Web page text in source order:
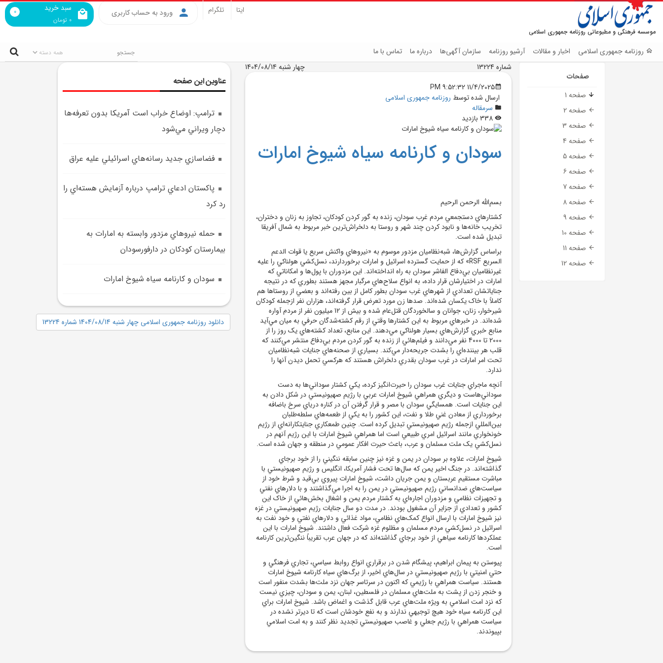
موسسه فرهنگی و مطبوعاتی روزنامه جمهوری اسلامی
سبد خرید
0 تومان
0 ورود به حساب کاربری ایتا تلگرام
روزنامه جمهوری اسلامی اخبار و مقالات آرشیو روزنامه سازمان آگهی‌ها درباره ما تماس با ما
صفحات
صفحه 1
صفحه 2
صفحه 3
صفحه 4
صفحه 5
صفحه 6
صفحه 7
صفحه 8
صفحه 9
صفحه 10
صفحه 11
صفحه 12
شماره 13224
چهار شنبه 1404/08/14
11/4/2025 9:52:32 PM
ارسال شده توسط روزنامه جمهوری اسلامی
سرمقاله
سودان و کارنامه سياه شيوخ امارات
بسم‌الله الرحمن الرحيم
کشتارهاي دستجمعي مردم غرب سودان، زنده به گور کردن کودکان، تجاوز به زنان و دختران،
تخريب خانه‌ها و نابود کردن چند شهر و روستا به دلخراش‌ترين خبر مربوط به شمال آفريقا
تبديل شده است.
براساس گزارش‌ها، شبه‌نظاميان مزدور موسوم به «نيروهاي واکنش سريع يا قوات الدعم
السريعRSF» که از حمايت گسترده اسرائيل و امارات برخوردارند، نسل‌کشي هولناکي را عليه
غيرنظاميان بي‌دفاع الفاشر سودان به راه انداخته‌اند. اين مزدوران با پول‌ها و امکاناتي که
امارات در اختيارشان قرار داده، به انواع سلاح‌هاي مرگبار مجهز هستند بطوري که در نتيجه
جناياتشان تعدادي از شهرهاي غرب سودان بطور کامل از بين رفته‌اند و بعضي از روستاها هم
کاملاً با خاک يکسان شده‌اند. صدها زن مورد تعرض قرار گرفته‌اند، هزاران نفر ازجمله کودکان
شيرخوار، زنان، جوانان و سالخوردگان قتل‌عام شده و بيش از 12 ميليون نفر از مردم آواره
شده‌اند. در خبرهاي مربوط به اين کشتارها وقتي از رقم کشته‌شدگان حرفي به ميان مي‌آيد
منابع خبري گزارش‌هاي بسيار هولناکي مي‌دهند. اين منابع، تعداد کشته‌هاي يک روز را از
2000 تا 4000 نفر مي‌دانند و فيلم‌هائي از زنده به گور کردن مردم بي‌دفاع منتشر مي‌کنند که
قلب هر بيننده‌اي را بشدت جريحه‌دار مي‌کند. بسياري از صحنه‌هاي جنايات شبه‌نظاميان
تحت امر امارات در غرب سودان بقدري دلخراش هستند که هرکسي تحمل ديدن آنها را
ندارد.
آنچه ماجراي جنايات غرب سودان را حيرت‌انگيز کرده، يکي کشتار سوداني‌ها به دست
سوداني‌هاست و ديگري همراهي شيوخ امارات عربي با رژيم صهيونيستي در شکل دادن به
اين جنايات است. همسايگي سودان با مصر و قرار گرفتن آن در کناره درياي سرخ باضافه
برخورداري از معادن غني طلا و نفت، اين کشور را به يکي از طعمه‌هاي سلطه‌طلبان
بين‌المللي ازجمله رژيم صهيونيستي تبديل کرده است. چنين طمعکاري جنايتکارانه‌اي از رژيم
خونخواري مانند اسرائيل امري طبيعي است اما همراهي شيوخ امارات با اين رژيم آنهم در
نسل‌کشي يک ملت مسلمان و عرب، باعث حيرت افکار عمومي در منطقه و جهان شده است.
شيوخ امارات، علاوه بر سودان در يمن و غزه نيز چنين سابقه ننگيني را از خود برجاي
گذاشته‌اند. در جنگ اخير يمن که سال‌ها تحت فشار آمريکا، انگليس و رژيم صهيونيستي با
مباشرت مستقيم عربستان و يمن جريان داشت، شيوخ امارات پيروي بي‌قيد و شرط خود از
سياست‌هاي ضدانساني رژيم صهيونيستي در يمن را به اجرا مي‌گذاشتند و با دلارهاي نفتي
و تجهيزات نظامي و مزدوران اجاره‌اي به کشتار مردم يمن و اشغال بخش‌هائي از خاک اين
کشور و تعدادي از جزاير آن مشغول بودند. در مدت دو سال جنايات رژيم صهيونيستي در غزه
نيز شيوخ امارات با ارسال انواع کمک‌هاي نظامي، مواد غذائي و دلارهاي نفتي و خود نفت به
اسرائيل در نسل‌کشي مردم مسلمان و مظلوم غزه شرکت فعال داشتند. شيوخ امارات با اين
عملکردها کارنامه سياهي از خود برجاي گذاشته‌اند که در جهان عرب تقريباً ننگين‌ترين کارنامه
است.
پيوستن به پيمان ابراهيم، پيشگام شدن در برقراري انواع روابط سياسي، تجاري فرهنگي و
حتي امنيتي با رژيم صهيونيستي در سال‌هاي اخير، از برگ‌هاي سياه کارنامه شيوخ امارات
هستند. سياست همراهي با رژيمي که اکنون در سرتاسر جهان نزد ملت‌ها بشدت منفور است
و خنجر زدن از پشت به ملت‌هاي مسلمان در فلسطين، لبنان، يمن و سودان، چيزي نيست
که نزد امت اسلامي به ويژه ملت‌هاي عرب قابل گذشت و اغماض باشد. شيوخ امارات براي
اين کارنامه سياه خود هيچ توجيهي ندارند و به نفع خودشان است که تا ديرتر نشده در
سياست همراهي با رژيم جعلي و غاصب صهيونيستي تجديد نظر کنند و به امت اسلامي
بپيوندند.
عناوین این صفحه
ترامپ: اوضاع خراب است آمريکا بدون تعرفه‌ها
دچار ويراني مي‌شود
فضاسازي جديد رسانه‌هاي اسرائيلي عليه عراق
پاکستان ادعاي ترامپ درباره آزمايش هسته‌اي را
رد کرد
حمله نيروهاي مزدور وابسته به امارات به
بيمارستان کودکان در دارفورسودان
سودان و کارنامه سياه شيوخ امارات
دانلود روزنامه جمهوری اسلامی چهار شنبه 1404/08/14 شماره 13224